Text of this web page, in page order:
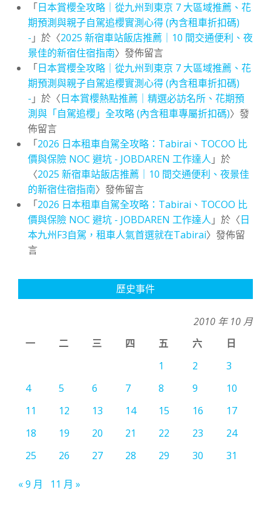
「日本賞櫻全攻略｜從九州到東京 7 大區域推薦、花
期預測與親子自駕追櫻實測心得 (內含租車折扣碼)
- 」於〈2025 新宿車站飯店推薦｜10 間交通便利、夜
景佳的新宿住宿指南〉發佈留言
「日本賞櫻全攻略｜從九州到東京 7 大區域推薦、花
期預測與親子自駕追櫻實測心得 (內含租車折扣碼)
- 」於〈日本賞櫻熱點推薦｜精選必訪名所、花期預
測與「自駕追櫻」全攻略 (內含租車專屬折扣碼)〉發
佈留言
「2026 日本租車自駕全攻略：Tabirai、TOCOO 比
價與保險 NOC 避坑 - JOBDAREN 工作達人 」於
〈2025 新宿車站飯店推薦｜10 間交通便利、夜景佳
的新宿住宿指南〉發佈留言
「2026 日本租車自駕全攻略：Tabirai、TOCOO 比
價與保險 NOC 避坑 - JOBDAREN 工作達人 」於〈日
本九州F3自駕，租車人氣首選就在Tabirai〉發佈留
言
歷史事件
2010 年 10 月
一
二 三 四 五 六
日
1
2
3
4
5 6 7 8 9
10
11
12 13 14 15 16
17
18
19 20 21 22 23
24
25
26 27 28 29 30 31
« 9 月 11 月 »